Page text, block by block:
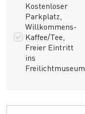
Kostenloser
Parkplatz,
Willkommens-
Kaffee/Tee,
Freier Eintritt
ins
Freilichtmuseum